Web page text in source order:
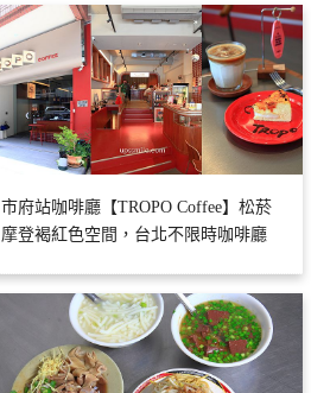
市府站咖啡廳【TROPO Coffee】松菸
摩登褐紅色空間，台北不限時咖啡廳